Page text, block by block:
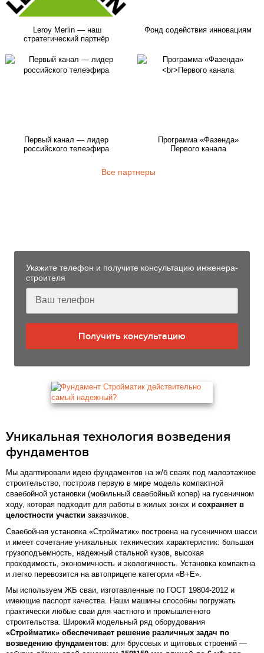
Leroy Merlin — наш
стратегический партнёр
Фонд содействия инновациям
Первый канал — лидер
российского телеэфира
Программа «Фазенда»
Первого канала
Все партнеры
Укажите телефон и получите консультацию инженера-
строителя
Получить консультацию
Уникальная технология возведения
фундаментов
Мы адаптировали идею фундаментов на ж/б сваях под малоэтажное
строительство, построив первую в мире модель компактной
сваебойной установки (мобильный сваебойный копер) на гусеничном
ходу, которая подходит для работы в жилых зонах и сохраняет в
целостности участки заказчиков.
Сваебойная установка «Стройматик» построена на гусеничном шасси
и имеет сочетание уникальных технических характеристик: большая
грузоподъемность, надежный стальной кузов, высокая
проходимость, экономичность и экологичность. Установка компактна
и легко перевозится на автоприцепе категории «В+Е».
Мы используем ЖБ сваи, изготавленные по ГОСТ 19804-2012 и
имеющие паспорт качества. Наши машины способны погружать
практически любые сваи для частного и промышленного
строительства. Широкий модельный ряд оборудования
«Стройматик» обеспечивает решение различных задач по
возведению фундаментов: для брусовых и щитовых строений —